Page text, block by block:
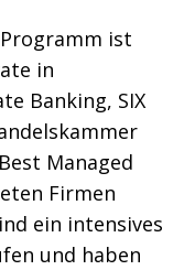
ist
in
Banking, SIX
Managed
Firmen
ein intensives
und haben